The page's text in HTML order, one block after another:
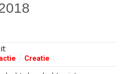
Creatie